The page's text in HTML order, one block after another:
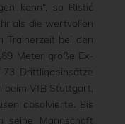
kann“, so Ristić
als die wertvollen
Trainerzeit bei den
Meter große Ex-
Drittligaeinsätze
beim VfB Stuttgart,
absolvierte. Bis
seine Mannschaft